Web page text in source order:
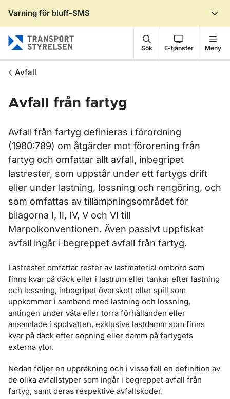
Varning för bluff-SMS
Sök E-tjänster Meny
Avfall
Avfall från fartyg
Avfall från fartyg definieras i förordning
(1980:789) om åtgärder mot förorening från
fartyg och omfattar allt avfall, inbegripet
lastrester, som uppstår under ett fartygs drift
eller under lastning, lossning och rengöring, och
som omfattas av tillämpningsområdet för
bilagorna I, II, IV, V och VI till
Marpolkonventionen. Även passivt uppfiskat
avfall ingår i begreppet avfall från fartyg.
Lastrester omfattar rester av lastmaterial ombord som
finns kvar på däck eller i lastrum eller tankar efter lastning
och lossning, inbegripet överskott eller spill som
uppkommer i samband med lastning och lossning,
antingen under våta eller torra förhållanden eller
ansamlade i spolvatten, exklusive lastdamm som finns
kvar på däck efter sopning eller damm på fartygets
externa ytor.
Nedan följer en uppräkning och i vissa fall en definition av
de olika avfallstyper som ingår i begreppet avfall från
fartyg, samt deras respektive avfallskoder.